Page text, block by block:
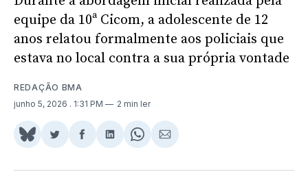
equipe da 10ª Cicom, a adolescente de 12
anos relatou formalmente aos policiais que
estava no local contra a sua própria vontade
REDAÇÃO BMA
junho 5, 2026 . 1:31 PM 2 min ler
Share
BlueSky
Compartilhar
Twitter
Compartilhar
Facebook
Compartilhar
LinkedIn
Share
WhatsApp
Compartilhar
Email